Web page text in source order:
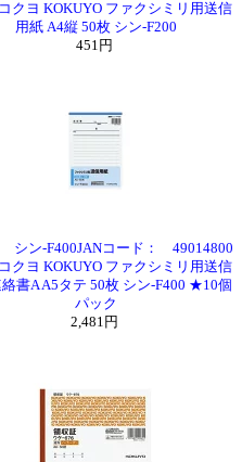
クヨ KOKUYO ファクシミリ用送信
用紙 A4縦 50枚 シン-F200
451円
シン-F400JANコード： 49014800
クヨ KOKUYO ファクシミリ用送信
書A A5タテ 50枚 シン-F400 ★10個
パック
2,481円